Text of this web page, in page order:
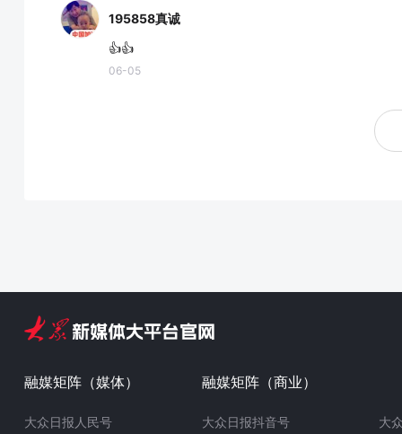
195858真诚
👍👍
06-05
融媒矩阵（媒体）
大众日报人民号
融媒矩阵（商业）
大众日报抖音号 大